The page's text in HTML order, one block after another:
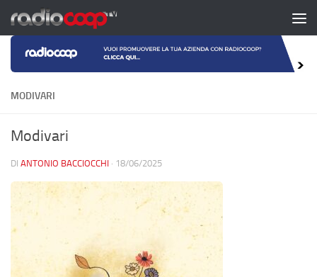
Salta al contenuto
MODIVARI
Modivari
DI ANTONIO BACCIOCCHI · 18/06/2025